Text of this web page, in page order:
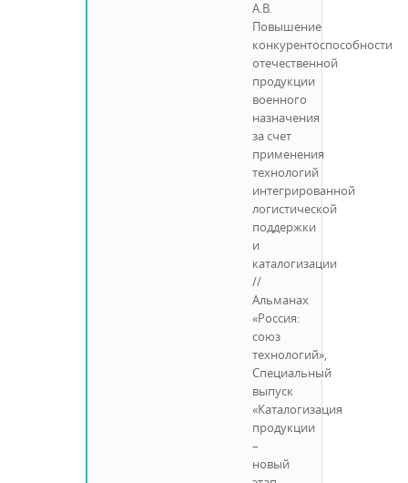
А.В.
Повышение
конкурентоспособности
отечественной
продукции
военного
назначения
за счет
применения
технологий
интегрированной
логистической
поддержки
и
каталогизации
//
Альманах
«Россия:
союз
технологий»,
Специальный
выпуск
«Каталогизация
продукции
–
новый